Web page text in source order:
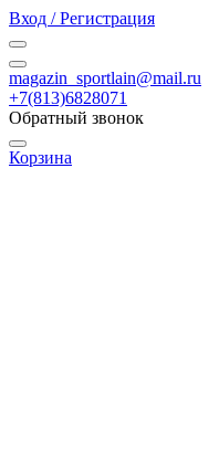
Вход / Регистрация
magazin_sportlain@mail.ru
+7(813)6828071
Обратный звонок
Корзина